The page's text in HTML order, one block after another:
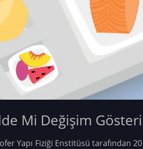
Mi Değişim
Yapı Fiziği Enstitüsü tarafından